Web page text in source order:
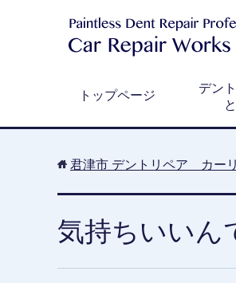
トップページ
デン
君津市 デントリペア カー
気持ちいいん